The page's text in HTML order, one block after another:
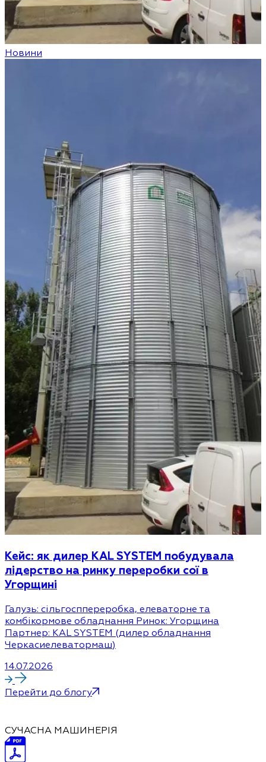
Новини
Кейс: як дилер KAL SYSTEM побудувала
лідерство на ринку переробки сої в
Угорщині
Галузь: сільгосппереробка, елеваторне та
комбікормове обладнання Ринок: Угорщина
Партнер: KAL SYSTEM (дилер обладнання
Черкасиелеватормаш)
14.07.2026
Перейти до блогу
СУЧАСНА МАШИНЕРІЯ